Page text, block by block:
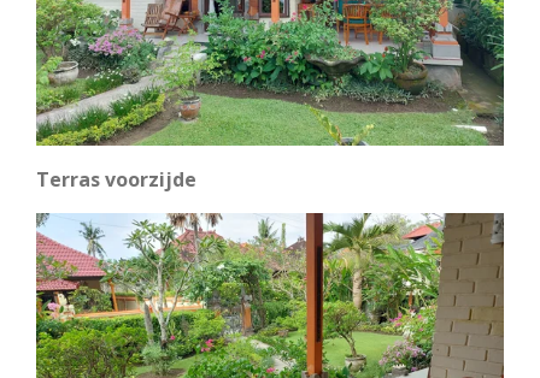
Terras voorzijde